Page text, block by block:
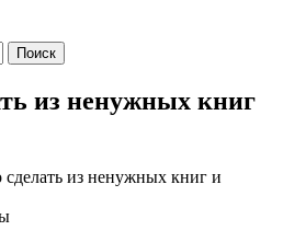
из ненужных книг
из ненужных книг и